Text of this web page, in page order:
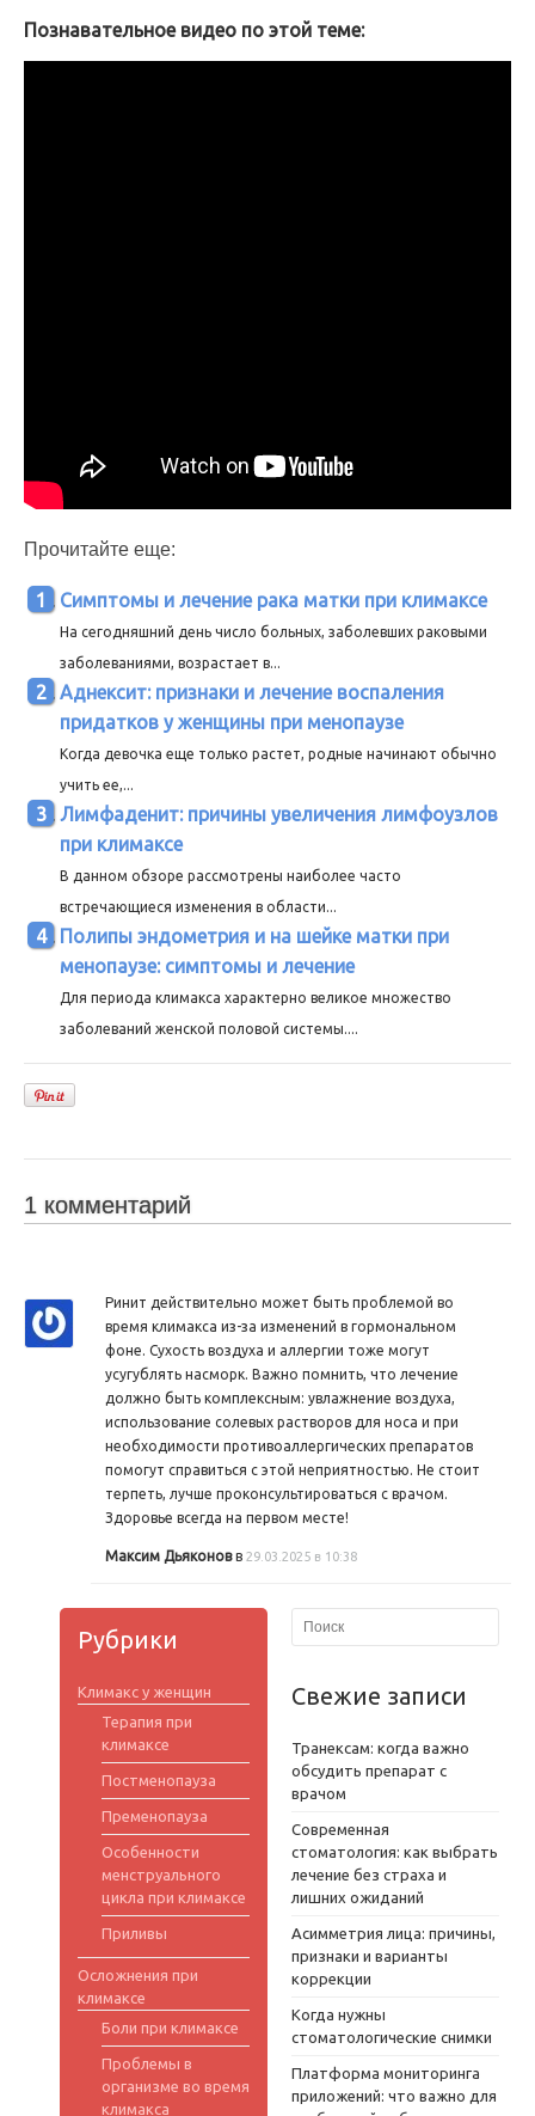
Познавательное видео по этой теме:
Прочитайте еще:
Симптомы и лечение рака матки при климаксе
На сегодняшний день число больных, заболевших раковыми
заболеваниями, возрастает в...
Аднексит: признаки и лечение воспаления
придатков у женщины при менопаузе
Когда девочка еще только растет, родные начинают обычно
учить ее,...
Лимфаденит: причины увеличения лимфоузлов
при климаксе
В данном обзоре рассмотрены наиболее часто
встречающиеся изменения в области...
Полипы эндометрия и на шейке матки при
менопаузе: симптомы и лечение
Для периода климакса характерно великое множество
заболеваний женской половой системы....
1 комментарий
Ринит действительно может быть проблемой во
время климакса из-за изменений в гормональном
фоне. Сухость воздуха и аллергии тоже могут
усугублять насморк. Важно помнить, что лечение
должно быть комплексным: увлажнение воздуха,
использование солевых растворов для носа и при
необходимости противоаллергических препаратов
помогут справиться с этой неприятностью. Не стоит
терпеть, лучше проконсультироваться с врачом.
Здоровье всегда на первом месте!
Максим Дьяконовв 29.03.2025 в 10:38
Рубрики
Климакс у женщин
Терапия при
климаксе
Постменопауза
Пременопауза
Особенности
менструального
цикла при климаксе
Приливы
Осложнения при
климаксе
Боли при климаксе
Проблемы в
организме во время
климакса
Свежие записи
Транексам: когда важно
обсудить препарат с
врачом
Современная
стоматология: как выбрать
лечение без страха и
лишних ожиданий
Асимметрия лица: причины,
признаки и варианты
коррекции
Когда нужны
стоматологические снимки
Платформа мониторинга
приложений: что важно для